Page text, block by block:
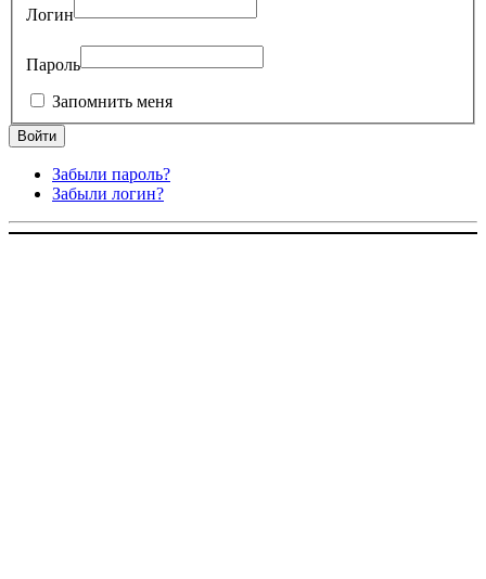
Логин
Пароль
Запомнить меня
Забыли пароль?
Забыли логин?